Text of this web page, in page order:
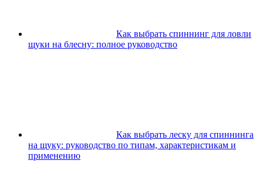
Как выбрать спиннинг для ловли
щуки на блесну: полное руководство
Как выбрать леску для спиннинга
на щуку: руководство по типам, характеристикам и
применению